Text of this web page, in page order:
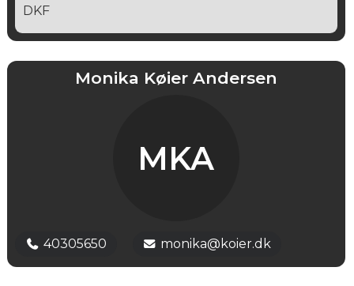
DKF
Monika Køier Andersen
MKA
40305650 monika@koier.dk